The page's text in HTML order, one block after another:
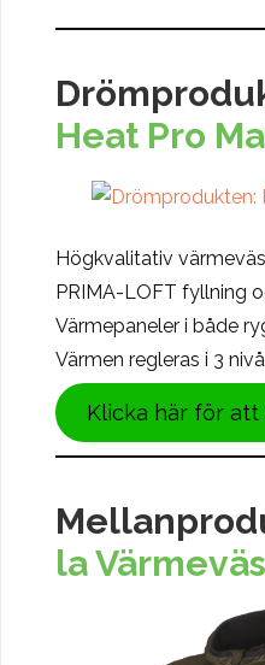
Heat Pro
Högkvalitativ
PRIMA-LOFT fyllning
Värmepaneler i både
Värmen regleras i 3
Klicka här för att
la